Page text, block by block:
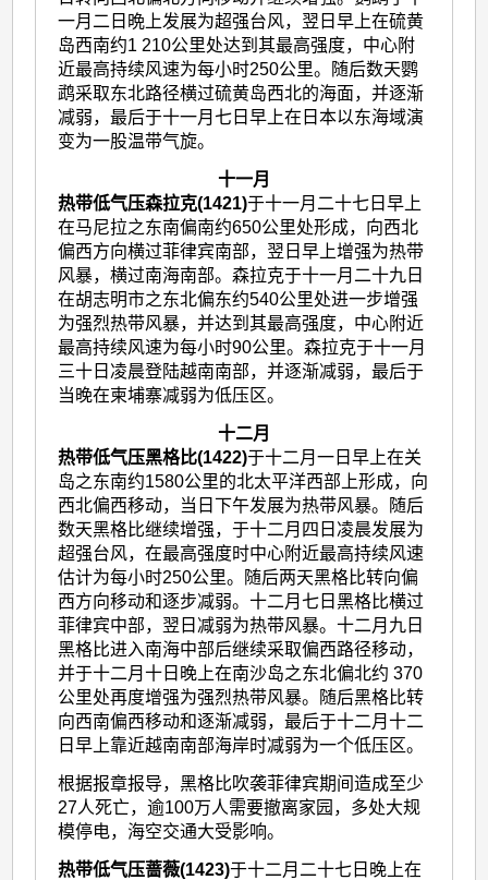
一月二日晩上发展为超强台风，翌日早上在硫黄
岛西南约1 210公里处达到其最高强度，中心附
近最高持续风速为每小时250公里。随后数天鹦
鹉采取东北路径横过硫黄岛西北的海面，并逐渐
减弱，最后于十一月七日早上在日本以东海域演
变为一股温带气旋。
十一月
热带低气压森拉克(1421)于十一月二十七日早上
在马尼拉之东南偏南约650公里处形成，向西北
偏西方向横过菲律宾南部，翌日早上增强为热带
风暴，横过南海南部。森拉克于十一月二十九日
在胡志明市之东北偏东约540公里处进一步增强
为强烈热带风暴，并达到其最高强度，中心附近
最高持续风速为每小时90公里。森拉克于十一月
三十日凌晨登陆越南南部，并逐渐减弱，最后于
当晚在柬埔寨减弱为低压区。
十二月
热带低气压黑格比(1422)于十二月一日早上在关
岛之东南约1580公里的北太平洋西部上形成，向
西北偏西移动，当日下午发展为热带风暴。随后
数天黑格比继续增强，于十二月四日凌晨发展为
超强台风，在最高强度时中心附近最高持续风速
估计为每小时250公里。随后两天黑格比转向偏
西方向移动和逐步减弱。十二月七日黑格比横过
菲律宾中部，翌日减弱为热带风暴。十二月九日
黑格比进入南海中部后继续采取偏西路径移动，
并于十二月十日晚上在南沙岛之东北偏北约 370
公里处再度增强为强烈热带风暴。随后黑格比转
向西南偏西移动和逐渐减弱，最后于十二月十二
日早上靠近越南南部海岸时减弱为一个低压区。
根据报章报导，黑格比吹袭菲律宾期间造成至少
27人死亡，逾100万人需要撤离家园，多处大规
模停电，海空交通大受影响。
热带低气压蔷薇(1423)于十二月二十七日晚上在